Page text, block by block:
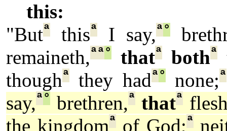
this:
"Butª thisª I say,ª°
remaineth,ªª° thatª bothª
thoughª they hadª°none;ª
say,ª° brethren,ª thatª
the kingdomª of God;ª